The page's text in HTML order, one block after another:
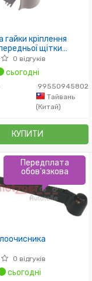
гайки кріплення
щітки
VW Golf (04-09),
11), Tiguan (08-11),
(99550945802)
0 відгуків
сьогодні
99550945802
Тайвань
(Китай)
КУПИТИ
0 відгуків
сьогодні
Передплата
обов'язкова